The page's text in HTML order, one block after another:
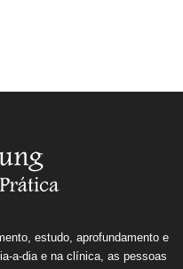
estudo, aprofundamento e
a-dia e na clínica, as pessoas